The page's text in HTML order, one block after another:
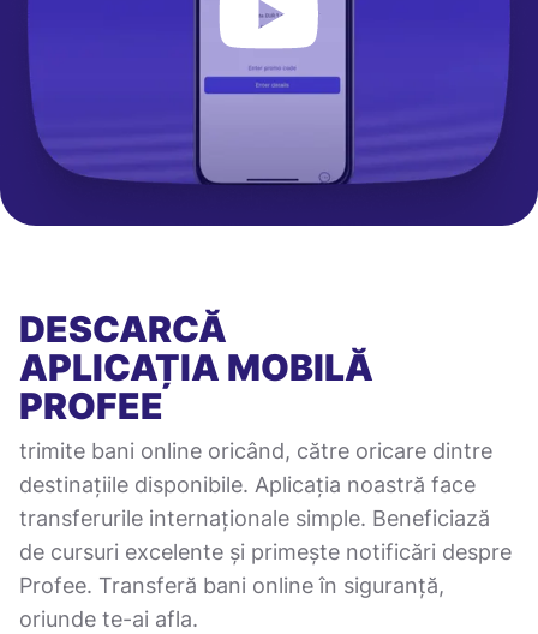
DESCARCĂ
APLICAȚIA MOBILĂ
PROFEE
trimite bani online oricând, către oricare dintre
destinațiile disponibile. Aplicația noastră face
transferurile internaționale simple. Beneficiază
de cursuri excelente și primește notificări despre
Profee. Transferă bani online în siguranță,
oriunde te-ai afla.